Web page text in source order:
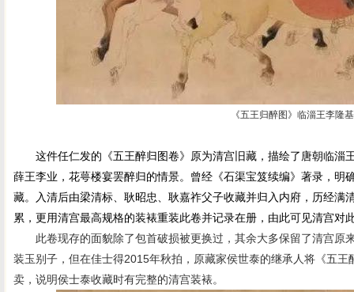
《五王归醉图》临淄王李隆基
这件任仁发的《五王醉归图卷》原为清宫旧藏，描绘了唐朝临淄
薛王李业，花萼楼宴罢醉归的情景。曾经《石渠宝笈续编》著录，明
藏。入清后由梁清标、耿昭忠、耿嘉祚父子收藏并归入内府，历经满
累，更用清宫最高规格的装裱重装此卷并记录在册，由此可见清宫对
此卷现存的面貌除了包首破损被更换过，其余大多保留了清宫原
装玉别子，但在佳士得2015年秋拍，原藏家侯世泰的继承人将《五
卖，说明侯士泰收藏时有完整的清宫装裱。